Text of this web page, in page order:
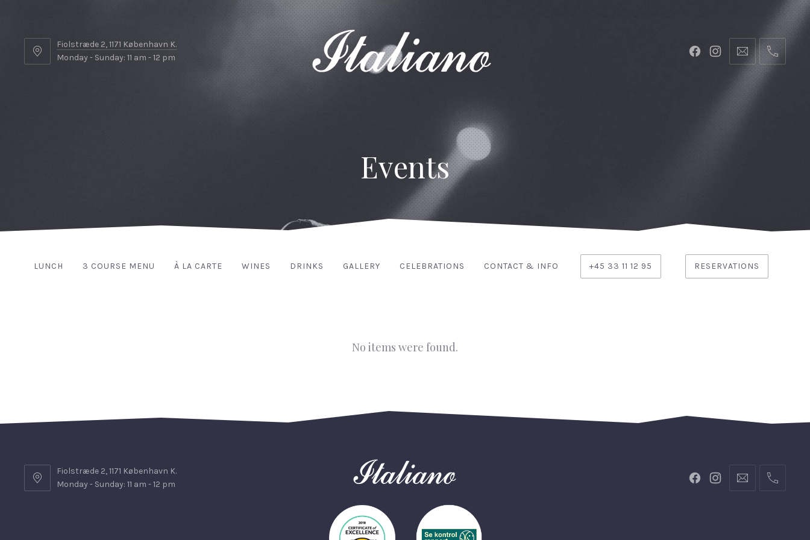
Fiolstræde 2, 1171 København K.
Monday - Sunday: 11 am - 12 pm
Events
LUNCH 3 COURSE MENU À LA CARTE WINES DRINKS GALLERY CELEBRATIONS CONTACT & INFO +45 33 11 12 95 RESERVATIONS
No items were found.
Fiolstræde 2, 1171 København K.
Monday - Sunday: 11 am - 12 pm